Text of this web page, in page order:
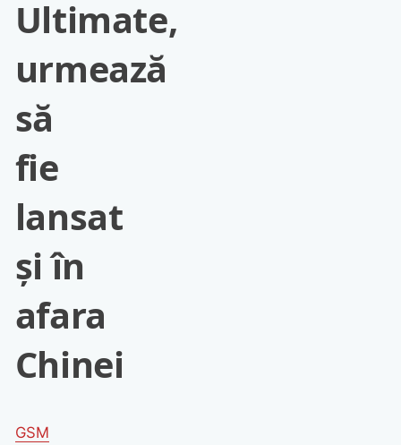
Ultimate,
urmează
să
fie
lansat
și în
afara
Chinei
GSM